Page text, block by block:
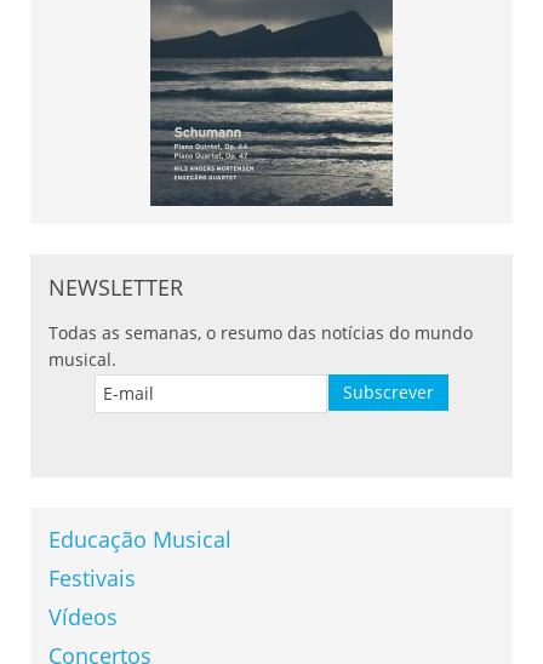
NEWSLETTER
Todas as semanas, o resumo das notícias do mundo
musical.
Educação Musical
Festivais
Vídeos
Concertos